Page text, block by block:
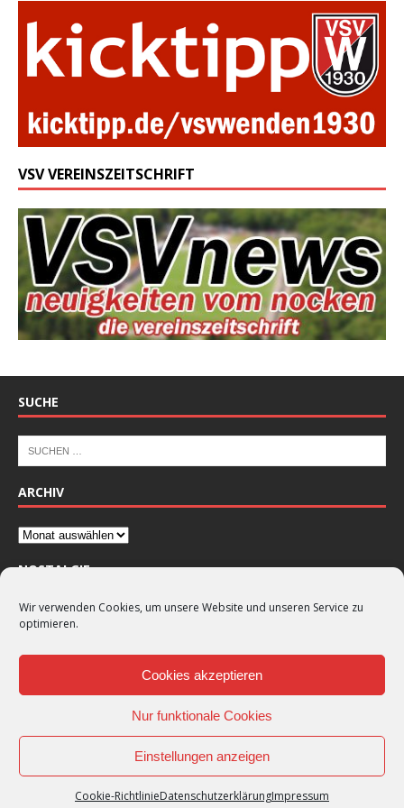
Wir verwenden Cookies, um unsere Website und unseren Service zu
optimieren.
Cookies akzeptieren
Nur funktionale Cookies
Einstellungen anzeigen
Cookie-RichtlinieDatenschutzerklärungImpressum
VSV VEREINSZEITSCHRIFT
SUCHE
ARCHIV
NOSTALGIE
Copyright © 2026 |VSV Wenden